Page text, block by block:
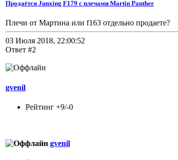
Продаётся Junxing F179 с плечами Martin Panther
Плечи от Мартина или f163 отдельно продаете?
03 Июля 2018, 22:00:52
Ответ #2
gvenil
Рейтинг +9/-0
gvenil